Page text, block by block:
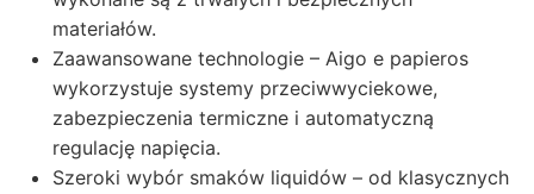
materiałów.
Zaawansowane technologie – Aigo e papieros
wykorzystuje systemy przeciwwyciekowe,
zabezpieczenia termiczne i automatyczną
regulację napięcia.
Szeroki wybór smaków liquidów – od klasycznych